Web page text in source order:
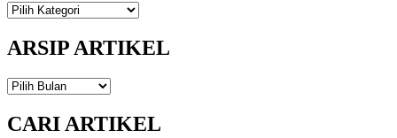
TOPIK
ARSIP ARTIKEL
ARSIP
CARI ARTIKEL